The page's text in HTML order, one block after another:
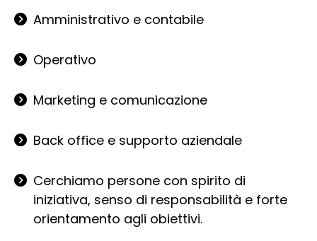
Amministrativo e contabile
Operativo
Marketing e comunicazione
Back office e supporto aziendale
Cerchiamo persone con spirito di
iniziativa, senso di responsabilità e forte
orientamento agli obiettivi.